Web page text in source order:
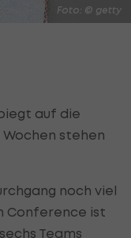
Foto: © getty
auf die
stehen
noch viel
Conference ist
Teams